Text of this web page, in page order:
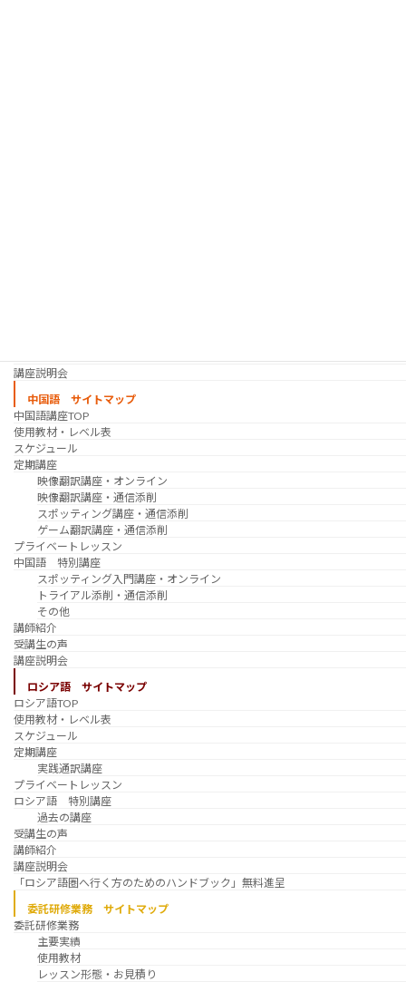
講座説明会
中国語 サイトマップ
中国語講座TOP
使用教材・レベル表
スケジュール
定期講座
映像翻訳講座・オンライン
映像翻訳講座・通信添削
スポッティング講座・通信添削
ゲーム翻訳講座・通信添削
プライベートレッスン
中国語 特別講座
スポッティング入門講座・オンライン
トライアル添削・通信添削
その他
講師紹介
受講生の声
講座説明会
ロシア語 サイトマップ
ロシア語TOP
使用教材・レベル表
スケジュール
定期講座
実践通訳講座
プライベートレッスン
ロシア語 特別講座
過去の講座
受講生の声
講師紹介
講座説明会
「ロシア語圏へ行く方のためのハンドブック」無料進呈
委託研修業務 サイトマップ
委託研修業務
主要実績
使用教材
レッスン形態・お見積り